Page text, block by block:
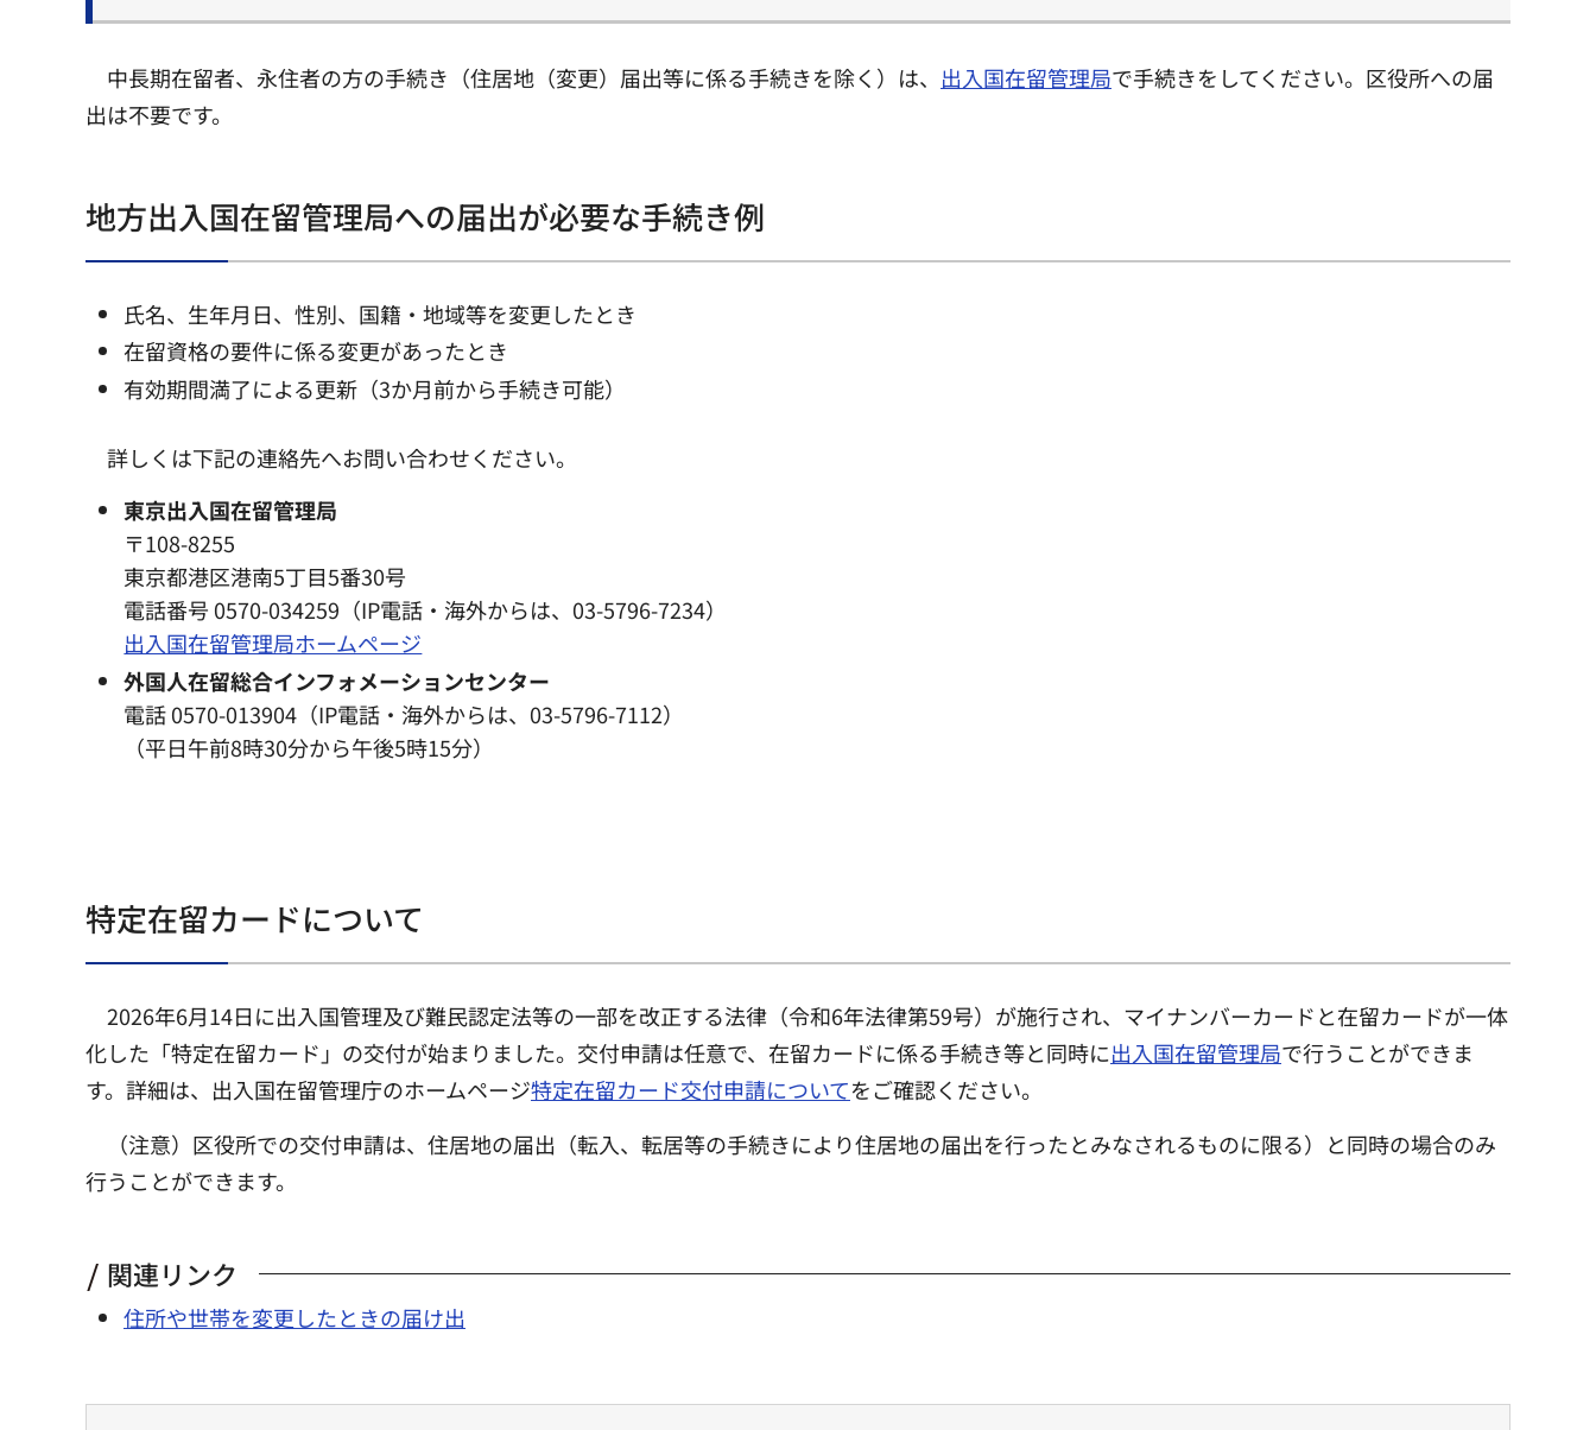
中長期在留者、永住者の方の手続き（住居地（変更）届出等に係る手続きを除く）は、 出入国在留管理局で手続きをしてください。区役所への届
出は不要です。
地方出入国在留管理局への届出が必要な手続き例
氏名、生年月日、性別、国籍・地域等を変更したとき
在留資格の要件に係る変更があったとき
有効期間満了による更新（3か月前から手続き可能）
詳しくは下記の連絡先へお問い合わせください。
東京出入国在留管理局
〒108-8255
東京都港区港南5丁目5番30号
電話番号 0570-034259（IP電話・海外からは、03-5796-7234）
出入国在留管理局ホームページ
外国人在留総合インフォメーションセンター
電話 0570-013904（IP電話・海外からは、03-5796-7112）
（平日午前8時30分から午後5時15分）
特定在留カードについて
2026年6月14日に出入国管理及び難民認定法等の一部を改正する法律（令和6年法律第59号）が施行され、マイナンバーカードと在留カードが一体
化した「特定在留カード」の交付が始まりました。交付申請は任意で、在留カードに係る手続き等と同時に出入国在留管理局で行うことができま
す。詳細は、出入国在留管理庁のホームページ特定在留カード交付申請についてをご確認ください。
（注意）区役所での交付申請は、住居地の届出（転入、転居等の手続きにより住居地の届出を行ったとみなされるものに限る）と同時の場合のみ
行うことができます。
関連リンク
住所や世帯を変更したときの届け出